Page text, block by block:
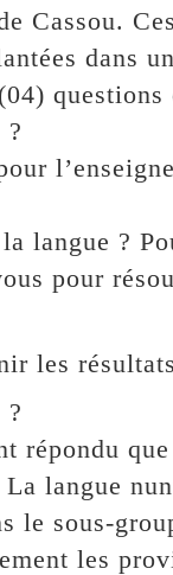
Cassou.
dans
?
langue ?
pour
les
?
répondu
langue
le sous-
les